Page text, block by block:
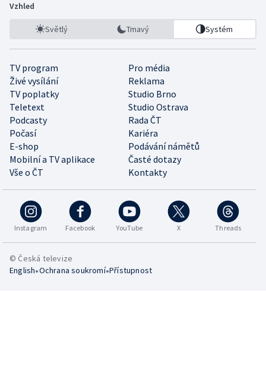
Vzhled
Světlý Tmavý Systém
TV program
Pro média
Živé vysílání
Reklama
TV poplatky
Studio Brno
Teletext
Studio Ostrava
Podcasty
Rada ČT
Počasí
Kariéra
E-shop
Podávání námětů
Mobilní a TV aplikace
Časté dotazy
Vše o ČT
Kontakty
Instagram Facebook YouTube X Threads
© Česká televize
English•Ochrana soukromí•Přístupnost